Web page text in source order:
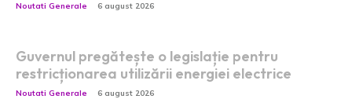
Noutati Generale 6 august 2026
Guvernul pregătește o legislație pentru
restricționarea utilizării energiei electrice
Noutati Generale 6 august 2026